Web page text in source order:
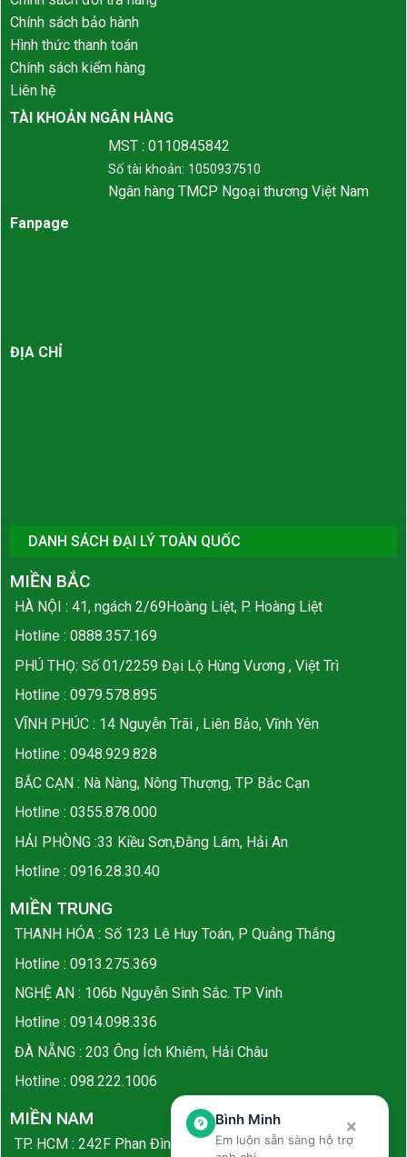
Chính sách bảo hành
Hình thức thanh toán
Chính sách kiểm hàng
Liên hệ
TÀI KHOẢN NGÂN HÀNG
MST : 0110845842
Số tài khoản: 1050937510
Ngân hàng TMCP Ngoại thương Việt Nam
Fanpage
ĐỊA CHỈ
DANH SÁCH ĐẠI LÝ TOÀN QUỐC
MIỀN BẮC
HÀ NỘI : 41, ngách 2/69Hoàng Liệt, P. Hoàng Liệt
Hotline : 0888.357.169
PHÚ THỌ: Số 01/2259 Đại Lộ Hùng Vương , Việt Trì
Hotline : 0979.578.895
VĨNH PHÚC : 14 Nguyễn Trãi , Liên Bảo, Vĩnh Yên
Hotline : 0948.929.828
BẮC CẠN : Nà Nàng, Nông Thượng, TP Bắc Cạn
Hotline : 0355.878.000
HẢI PHÒNG :33 Kiều Sơn,Đằng Lâm, Hải An
Hotline : 0916.28.30.40
MIỀN TRUNG
THANH HÓA : Số 123 Lê Huy Toán, P Quảng Thắng
Hotline : 0913.275.369
NGHỆ AN : 106b Nguyễn Sinh Sắc. TP Vinh
Hotline : 0914.098.336
ĐÀ NẴNG : 203 Ông Ích Khiêm, Hải Châu
Hotline : 098.222.1006
MIỀN NAM
TP. HCM : 242F Phan Đình Phùng, Q. Phú Nhuận
Bình Minh
Em luôn sẵn sàng hỗ trợ
×